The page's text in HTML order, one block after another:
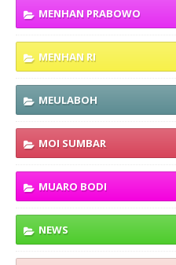
MENHAN PRABOWO
MENHAN RI
MEULABOH
MOI SUMBAR
MUARO BODI
NEWS